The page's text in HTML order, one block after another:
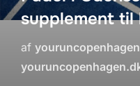
supplement
af